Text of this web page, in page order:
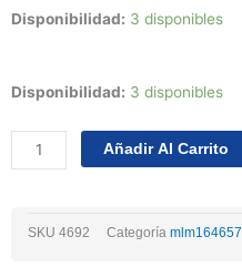
Disponibilidad: 3 disponibles
Disponibilidad: 3 disponibles
Juego
City
Añadir Al Carrito
SKU 4692 Categoría mlm164657